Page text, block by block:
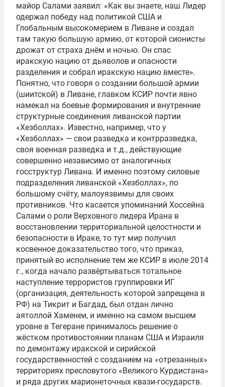
майор Салами заявил: «Как вы знаете, наш Лидер
одержал победу над политикой США и
Глобальным высокомерием в Ливане и создал
там такую большую армию, от которой сионисты
дрожат от страха днём и ночью. Он спас
иракскую нацию от дьяволов и опасности
разделения и собрал иракскую нацию вместе».
Понятно, что говоря о создании большой армии
(шиитской) в Ливане, главком КСИР почти явно
намекал на боевые формирования и внутренние
структурные соединения ливанской партии
«Хезболлах». Известно, например, что у
«Хезболлах» — свои разведка и контрразведка,
своя военная разведка и т.д., действующие
совершенно независимо от аналогичных
госструктур Ливана. И именно поэтому силовые
подразделения ливанской «Хезболлах», по
большому счёту, малоуязвимы для своих
противников. Что касается упоминаний Хоссейна
Салами о роли Верховного лидера Ирана в
восстановлении территориальной целостности и
безопасности в Ираке, то тут мир получил
косвенное доказательство того, что приказ,
принятый во исполнение тем же КСИР в июле 2014
г., когда начало развёртываться тотальное
наступление террористов группировки ИГ
(организация, деятельность которой запрещена в
РФ) на Тикрит и Багдад, был отдан лично
аятоллой Хаменеи, и именно на самом высшем
уровне в Тегеране принималось решение о
жёстком противостоянии планам США и Израиля
по демонтажу иракской и сирийской
государственностей с созданием на «отрезанных»
территориях пресловутого «Великого Курдистана»
и ряда других марионеточных квази-государств.